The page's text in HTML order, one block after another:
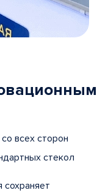
всех сторон
стекол